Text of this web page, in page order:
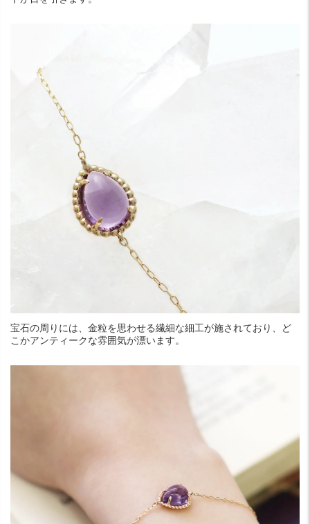
宝石の周りには、金粒を思わせる繊細な細工が施されており、ど
こかアンティークな雰囲気が漂います。